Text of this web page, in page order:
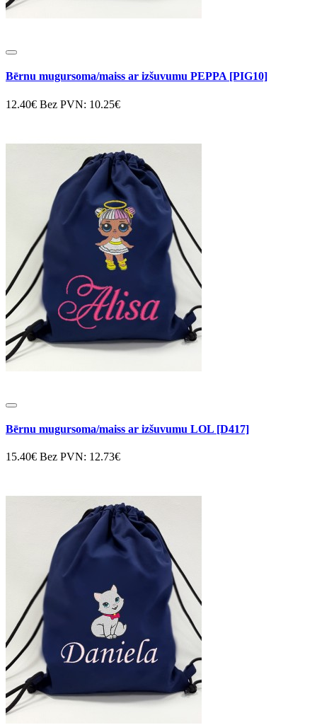
Bērnu mugursoma/maiss ar izšuvumu PEPPA [PIG10]
12.40€ Bez PVN: 10.25€
Bērnu mugursoma/maiss ar izšuvumu LOL [D417]
15.40€ Bez PVN: 12.73€